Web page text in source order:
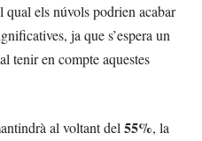
qual els núvols podrien acabar
ja que s’espera un
tenir en compte aquestes
al voltant del55%, la